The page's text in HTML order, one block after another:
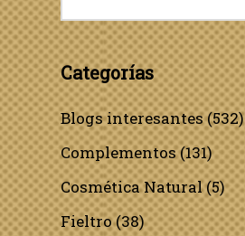
Categorías
Blogs interesantes(532)
Complementos(131)
Cosmética Natural(5)
Fieltro(38)